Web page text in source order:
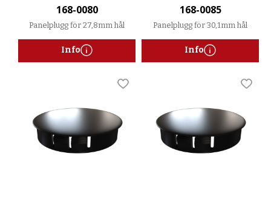
168-0080
Panelplugg för 27,8mm hål
Info
168-0085
Panelplugg för 30,1mm hål
Info
Lägg till i favoriter